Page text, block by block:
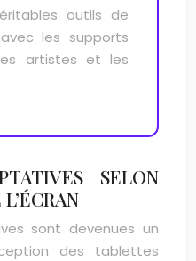
outils de
les supports
artistes et les
SELON
sont devenues un
des tablettes